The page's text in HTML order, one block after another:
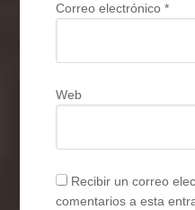
Correo electrónico*
Web
Recibir un correo
comentarios a esta